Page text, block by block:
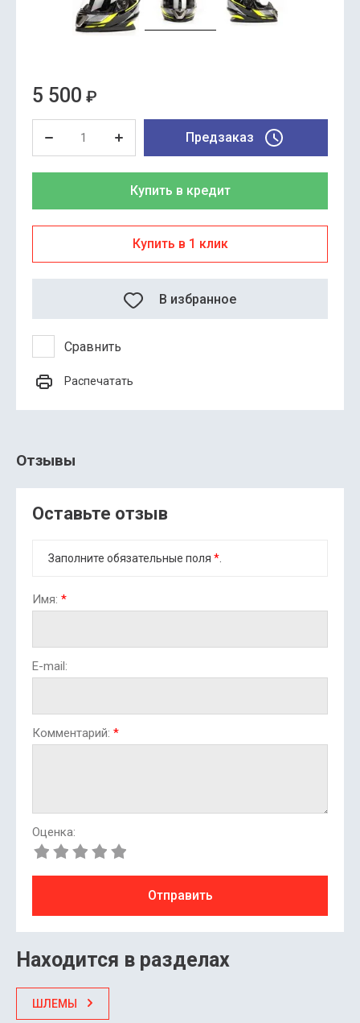
5 500 ₽
Предзаказ
Купить в кредит
Купить в 1 клик
Сравнить
В избранное
Распечатать
Отзывы
Оставьте отзыв
Заполните обязательные поля *
Имя: *
E-mail:
Комментарий: *
Оценка:
Отправить
Находится в разделах
ШЛЕМЫ